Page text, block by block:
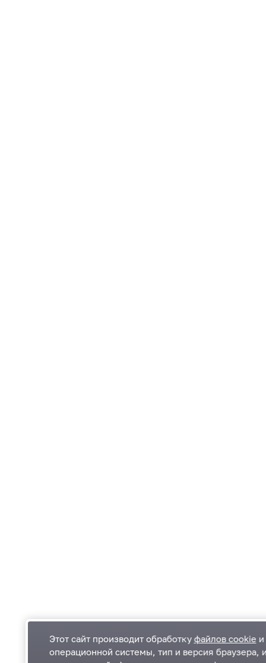
Этот сайт производит обработку файлов cookie
операционной системы, тип и версия браузера,